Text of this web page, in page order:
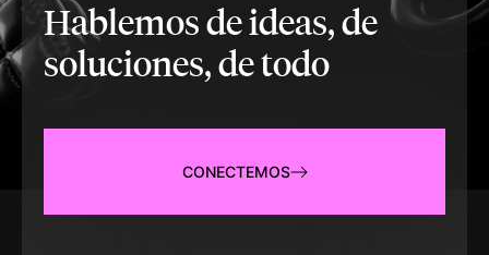
Hablemos de ideas, de
soluciones, de todo
CONECTEMOS